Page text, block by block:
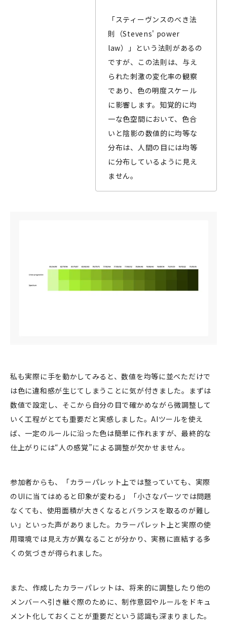
「スティーヴンスのべき法
則（Stevens' power
law）」という法則があるの
ですが、この法則は、与え
られた刺激の変化率の観察
であり、色の明度スケール
に影響します。知覚的に均
一な色空間において、色合
いと陰影の数値的に均等な
分布は、人間の目には均等
に分布しているように見え
ません。
私も実際に手を動かしてみると、数値を均等に並べただけで
は色に違和感が生じてしまうことに気が付きました。まずは
数値で設定し、そこから自分の目で確かめながら微調整して
いく工程がとても重要だと実感しました。AIツールを使え
ば、一定のルールに沿った色は簡単に作れますが、最終的な
仕上がりには“人の感覚”による調整が欠かせません。
参加者からも、「カラーパレット上では整っていても、実際
のUIに当てはめると印象が変わる」「小さなパーツでは問題
なくても、使用面積が大きくなるとバランスを取るのが難し
い」といった声がありました。カラーパレット上と実際の使
用環境では見え方が異なることが分かり、実務に直結する多
くの気づきが得られました。
また、作成したカラーパレットは、将来的に調整したり他の
メンバーへ引き継ぐ際のために、制作意図やルールをドキュ
メント化しておくことが重要だという認識も深まりました。